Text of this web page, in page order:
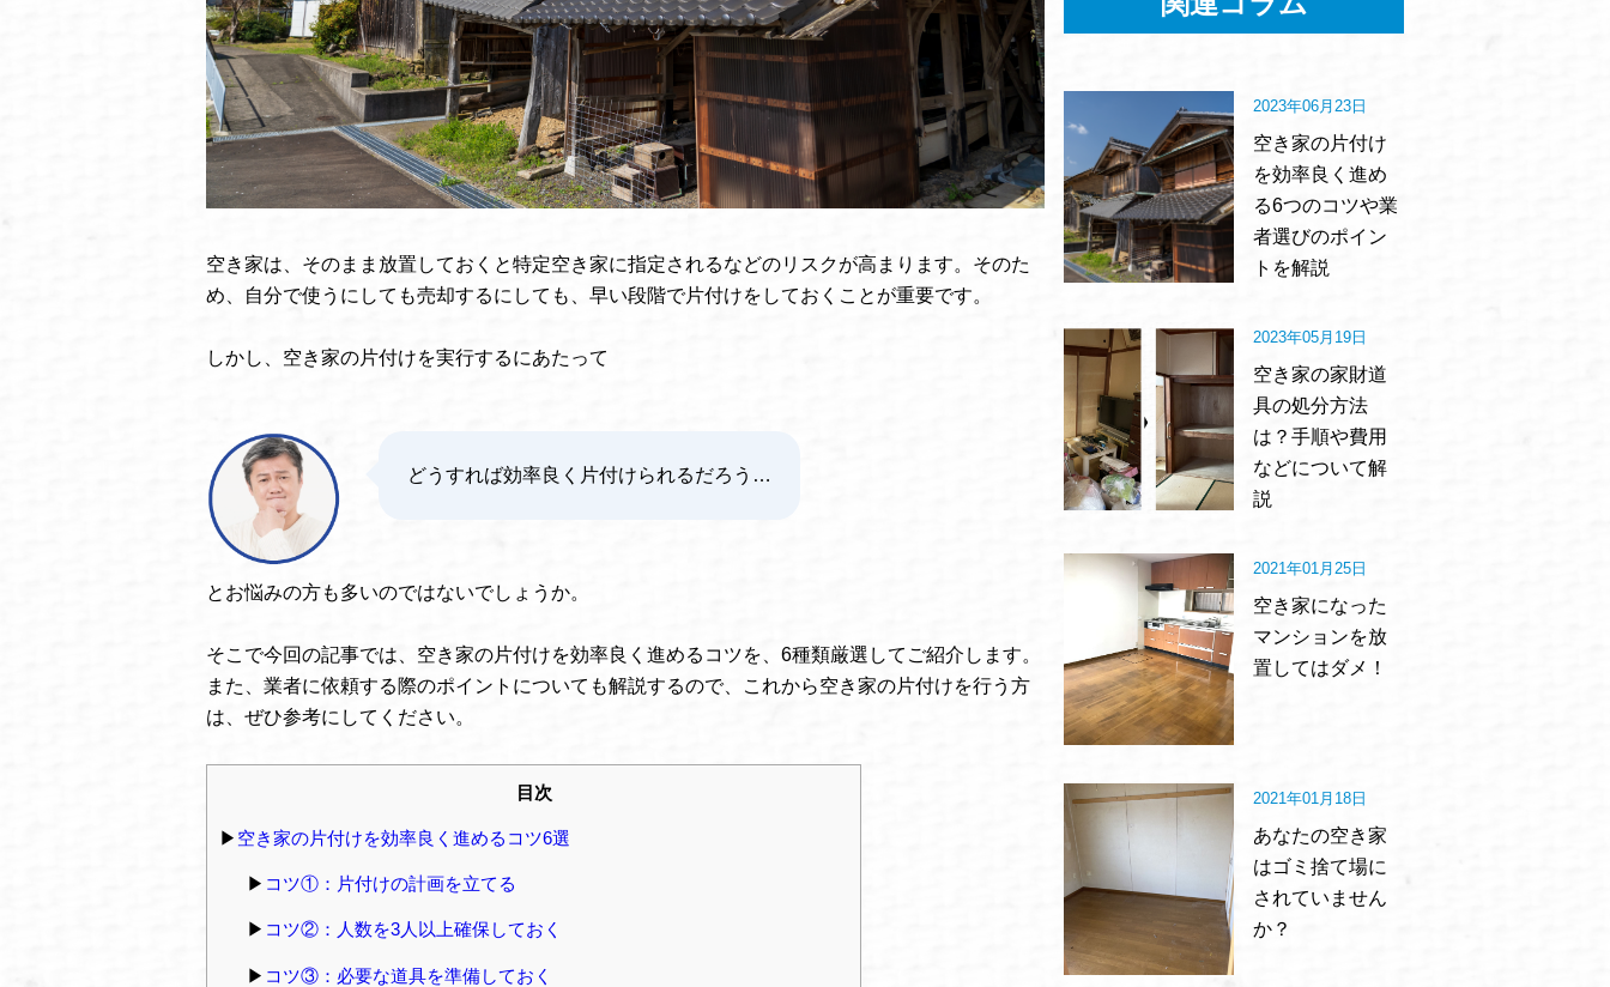
空き家は、そのまま放置しておくと特定空き家に指定されるなどのリスクが高まります。そのた
め、自分で使うにしても売却するにしても、早い段階で片付けをしておくことが重要です。
しかし、空き家の片付けを実行するにあたって
どうすれば効率良く片付けられるだろう…
とお悩みの方も多いのではないでしょうか。
そこで今回の記事では、空き家の片付けを効率良く進めるコツを、6種類厳選してご紹介します。
また、業者に依頼する際のポイントについても解説するので、これから空き家の片付けを行う方
は、ぜひ参考にしてください。
目次
空き家の片付けを効率良く進めるコツ6選
コツ①：片付けの計画を立てる
コツ②：人数を3人以上確保しておく
コツ③：必要な道具を準備しておく
2023年06月23日
空き家の片付け
を効率良く進め
る6つのコツや業
者選びのポイン
トを解説
2023年05月19日
空き家の家財道
具の処分方法
は？手順や費用
などについて解
説
2021年01月25日
空き家になった
マンションを放
置してはダメ！
2021年01月18日
あなたの空き家
はゴミ捨て場に
されていません
か？